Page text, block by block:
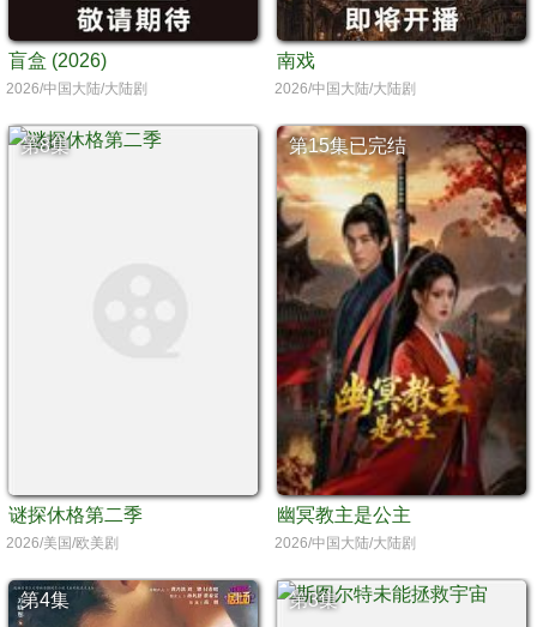
盲盒 (2026)
2026/中国大陆/大陆剧
南戏
2026/中国大陆/大陆剧
第8集
谜探休格第二季
2026/美国/欧美剧
第15集已完结
幽冥教主是公主
2026/中国大陆/大陆剧
第4集 第3集